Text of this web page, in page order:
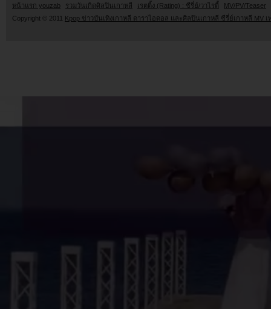
หน้าแรก youzab รวมวันเกิดศิลปินเกาหลี เรตติ้ง (Rating) : ซีรี่ย์/วาไรตี้
MV/PV/Teaser
Copyright © 2011 Kpop ข่าวบันเทิงเกาหลี ดาราไอดอล และศิลปินเกาหลี ซีรี่ย์เกาหลี MV